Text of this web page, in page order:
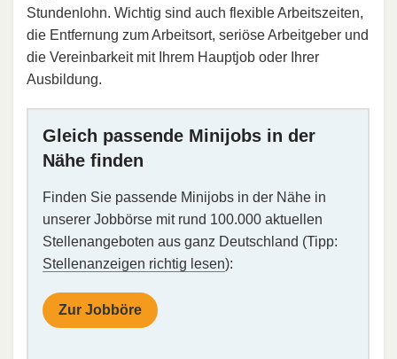
Stundenlohn. Wichtig sind auch flexible Arbeitszeiten,
die Entfernung zum Arbeitsort, seriöse Arbeitgeber und
die Vereinbarkeit mit Ihrem Hauptjob oder Ihrer
Ausbildung.
Gleich passende Minijobs in der
Nähe finden
Finden Sie passende Minijobs in der Nähe in
unserer Jobbörse mit rund 100.000 aktuellen
Stellenangeboten aus ganz Deutschland (Tipp:
Stellenanzeigen richtig lesen):
Zur Jobböre